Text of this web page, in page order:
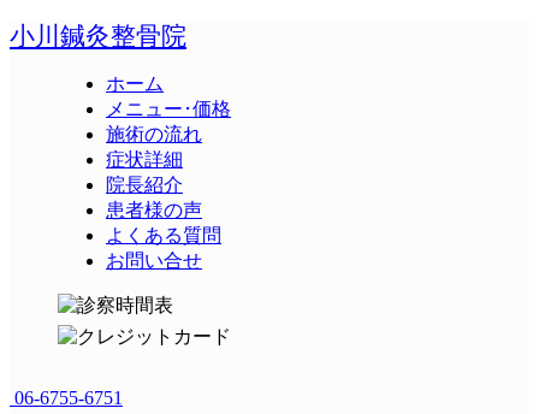
小川鍼灸整骨院
ホーム
メニュー･価格
施術の流れ
症状詳細
院長紹介
患者様の声
よくある質問
お問い合せ
06-6755-6751